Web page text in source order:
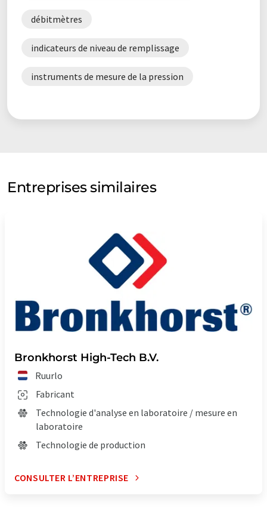
débitmètres
indicateurs de niveau de remplissage
instruments de mesure de la pression
Entreprises similaires
Bronkhorst High-Tech B.V.
Ruurlo
Fabricant
Technologie d'analyse en laboratoire / mesure en
laboratoire
Technologie de production
CONSULTER L’ENTREPRISE